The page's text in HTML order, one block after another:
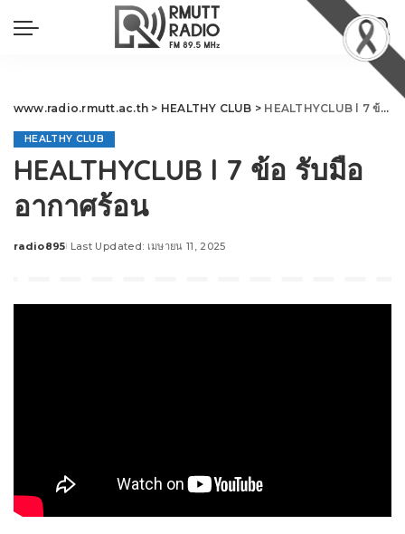
www.radio.rmutt.ac.th > HEALTHY CLUB > HEALTHYCLUB l 7 ข้อ รับมืออากาศร้อน
HEALTHY CLUB
HEALTHYCLUB l 7 ข้อ รับมือ
อากาศร้อน
Posted
radio895 Last Updated: เมษายน 11, 2025